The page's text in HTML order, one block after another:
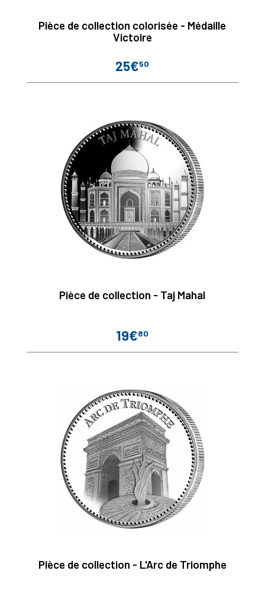
Pièce de collection colorisée - Médaille
Victoire
Prix
25€50
Pièce de collection - Taj Mahal
Prix
19€80
Pièce de collection - L'Arc de Triomphe